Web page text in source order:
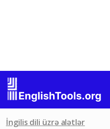
İngilis dili üzrə alətlər